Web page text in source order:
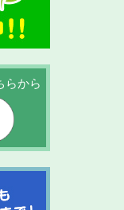
らから